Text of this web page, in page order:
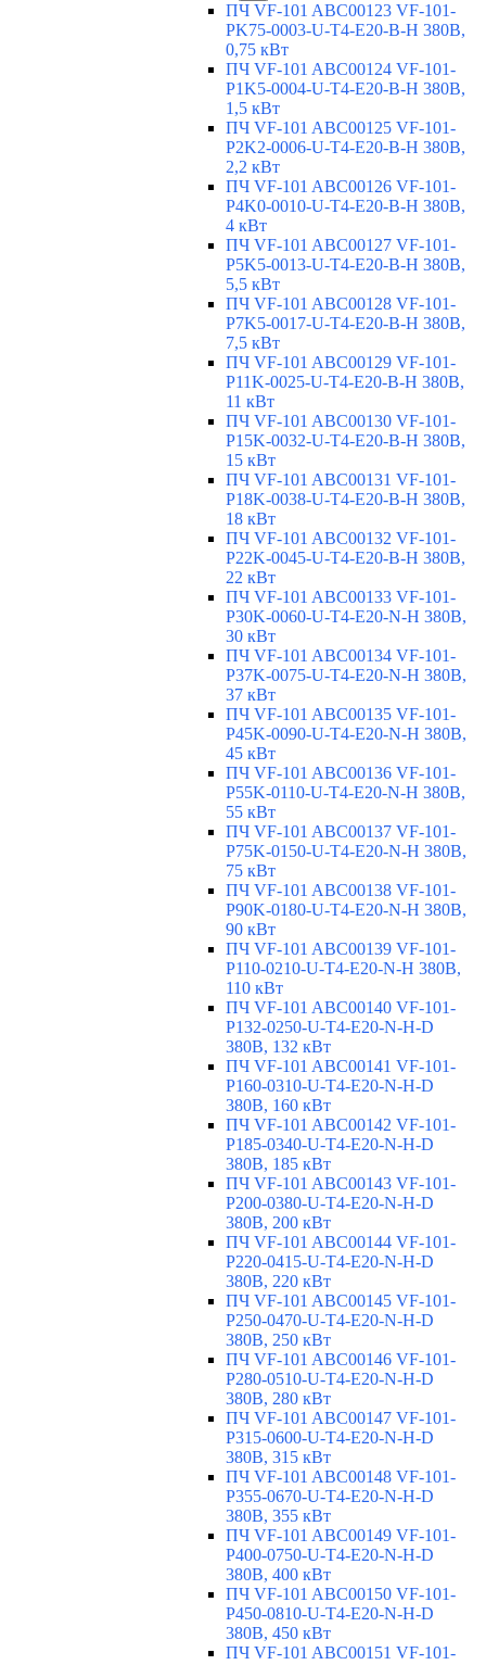
ПЧ VF-101 ABC00123 VF-101-
PK75-0003-U-T4-E20-B-H 380В,
0,75 кВт
ПЧ VF-101 ABC00124 VF-101-
P1K5-0004-U-T4-E20-B-H 380В,
1,5 кВт
ПЧ VF-101 ABC00125 VF-101-
P2K2-0006-U-T4-E20-B-H 380В,
2,2 кВт
ПЧ VF-101 ABC00126 VF-101-
P4K0-0010-U-T4-E20-B-H 380В,
4 кВт
ПЧ VF-101 ABC00127 VF-101-
P5K5-0013-U-T4-E20-B-H 380В,
5,5 кВт
ПЧ VF-101 ABC00128 VF-101-
P7K5-0017-U-T4-E20-B-H 380В,
7,5 кВт
ПЧ VF-101 ABC00129 VF-101-
P11K-0025-U-T4-E20-B-H 380В,
11 кВт
ПЧ VF-101 ABC00130 VF-101-
P15K-0032-U-T4-E20-B-H 380В,
15 кВт
ПЧ VF-101 ABC00131 VF-101-
P18K-0038-U-T4-E20-B-H 380В,
18 кВт
ПЧ VF-101 ABC00132 VF-101-
P22K-0045-U-T4-E20-B-H 380В,
22 кВт
ПЧ VF-101 ABC00133 VF-101-
P30K-0060-U-T4-E20-N-H 380В,
30 кВт
ПЧ VF-101 ABC00134 VF-101-
P37K-0075-U-T4-E20-N-H 380В,
37 кВт
ПЧ VF-101 ABC00135 VF-101-
P45K-0090-U-T4-E20-N-H 380В,
45 кВт
ПЧ VF-101 ABC00136 VF-101-
P55K-0110-U-T4-E20-N-H 380В,
55 кВт
ПЧ VF-101 ABC00137 VF-101-
P75K-0150-U-T4-E20-N-H 380В,
75 кВт
ПЧ VF-101 ABC00138 VF-101-
P90K-0180-U-T4-E20-N-H 380В,
90 кВт
ПЧ VF-101 ABC00139 VF-101-
P110-0210-U-T4-E20-N-H 380В,
110 кВт
ПЧ VF-101 ABC00140 VF-101-
P132-0250-U-T4-E20-N-H-D
380В, 132 кВт
ПЧ VF-101 ABC00141 VF-101-
P160-0310-U-T4-E20-N-H-D
380В, 160 кВт
ПЧ VF-101 ABC00142 VF-101-
P185-0340-U-T4-E20-N-H-D
380В, 185 кВт
ПЧ VF-101 ABC00143 VF-101-
P200-0380-U-T4-E20-N-H-D
380В, 200 кВт
ПЧ VF-101 ABC00144 VF-101-
P220-0415-U-T4-E20-N-H-D
380В, 220 кВт
ПЧ VF-101 ABC00145 VF-101-
P250-0470-U-T4-E20-N-H-D
380В, 250 кВт
ПЧ VF-101 ABC00146 VF-101-
P280-0510-U-T4-E20-N-H-D
380В, 280 кВт
ПЧ VF-101 ABC00147 VF-101-
P315-0600-U-T4-E20-N-H-D
380В, 315 кВт
ПЧ VF-101 ABC00148 VF-101-
P355-0670-U-T4-E20-N-H-D
380В, 355 кВт
ПЧ VF-101 ABC00149 VF-101-
P400-0750-U-T4-E20-N-H-D
380В, 400 кВт
ПЧ VF-101 ABC00150 VF-101-
P450-0810-U-T4-E20-N-H-D
380В, 450 кВт
ПЧ VF-101 ABC00151 VF-101-